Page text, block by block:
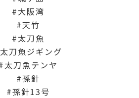
大阪湾
天竹
太刀魚
太刀魚ジギング
太刀魚テンヤ
孫針
孫針13号